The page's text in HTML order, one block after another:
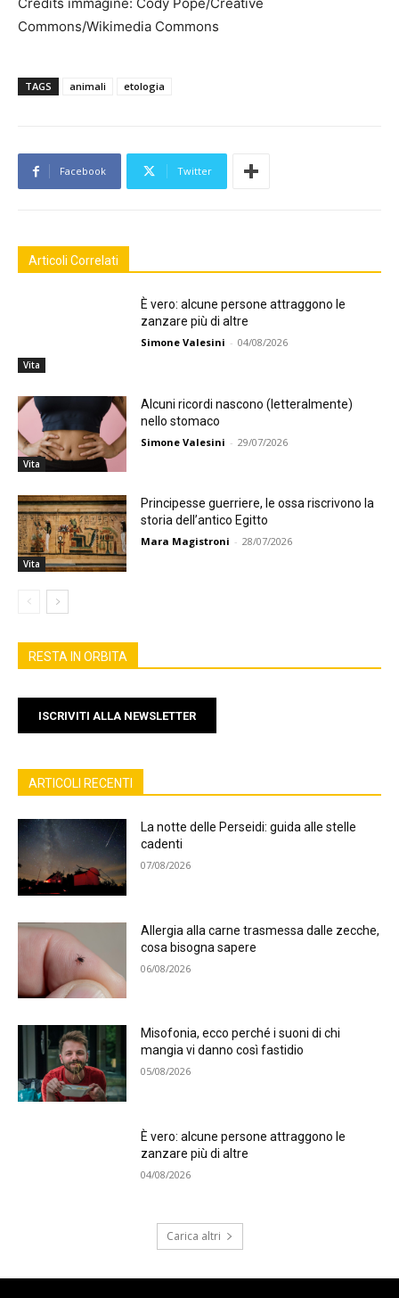
Commons/Wikimedia Commons
TAGS animali etologia
Facebook Twitter
Articoli Correlati
Vita
È vero: alcune persone attraggono le
zanzare più di altre
Simone Valesini - 04/08/2026
Vita
Alcuni ricordi nascono (letteralmente)
nello stomaco
Simone Valesini - 29/07/2026
Vita
Principesse guerriere, le ossa riscrivono la
storia dell’antico Egitto
Mara Magistroni - 28/07/2026
RESTA IN ORBITA
ISCRIVITI ALLA NEWSLETTER
ARTICOLI RECENTI
La notte delle Perseidi: guida alle stelle
cadenti
07/08/2026
Allergia alla carne trasmessa dalle zecche,
cosa bisogna sapere
06/08/2026
Misofonia, ecco perché i suoni di chi
mangia vi danno così fastidio
05/08/2026
È vero: alcune persone attraggono le
zanzare più di altre
04/08/2026
Carica altri